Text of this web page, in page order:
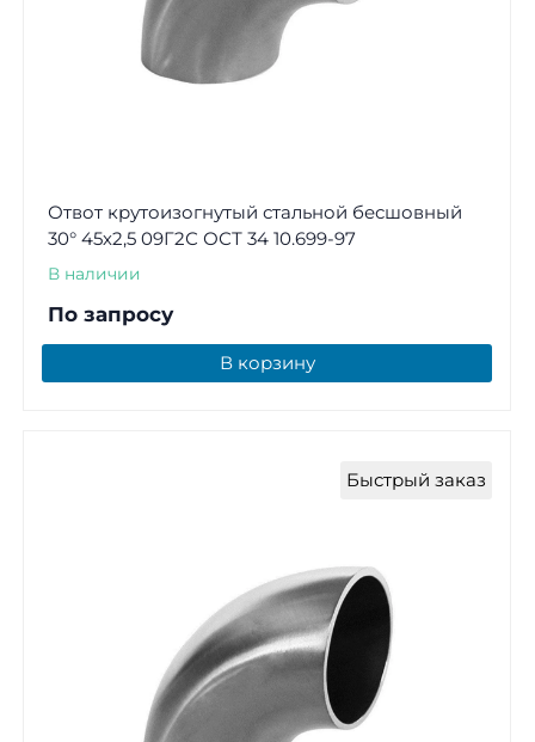
Отвот крутоизогнутый стальной бесшовный
30° 45х2,5 09Г2С ОСТ 34 10.699-97
В наличии
По запросу
В корзину
Быстрый заказ